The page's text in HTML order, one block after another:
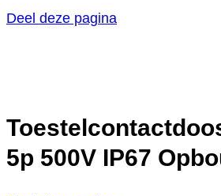
Deel deze pagina
5p 500V IP67